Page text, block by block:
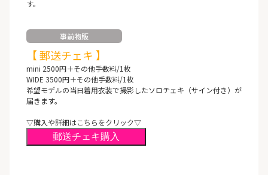
す。
事前物販
【 郵送チェキ 】
mini 2500円＋その他手数料/1枚
WIDE 3500円＋その他手数料/1枚
希望モデルの当日着用衣装で撮影したソロチェキ（サイン付き）が
届きます。
▽購入や詳細はこちらをクリック▽
郵送チェキ購入